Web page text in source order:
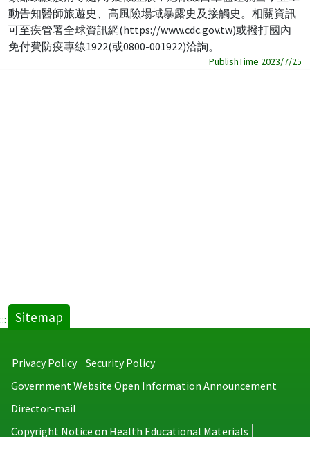
動告知醫師旅遊史、高風險場域暴露史及接觸史。相關資訊
可至疾管署全球資訊網(https://www.cdc.gov.tw)或撥打國內
免付費防疫專線1922(或0800-001922)洽詢。
PublishTime 2023/7/25
::: Sitemap
Privacy Policy
Security Policy
Government Website Open Information Announcement
Director-mail
Copyright Notice on Health Educational Materials